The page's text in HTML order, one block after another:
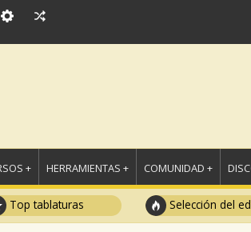
+ HERRAMIENTAS + COMUNIDAD +
Top tablaturas Selección del